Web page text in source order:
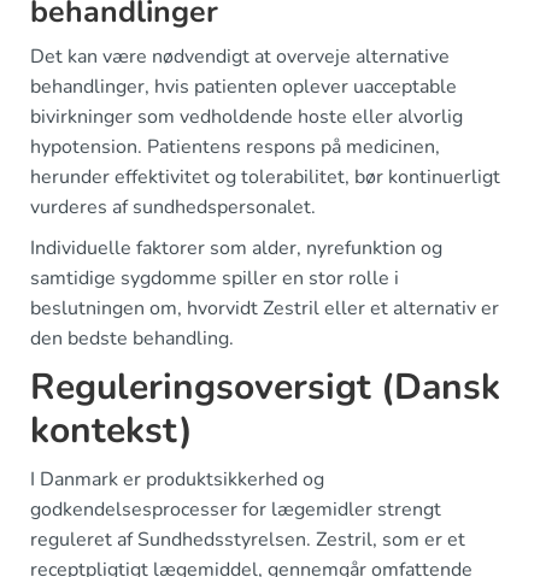
behandlinger
Det kan være nødvendigt at overveje alternative
behandlinger, hvis patienten oplever uacceptable
bivirkninger som vedholdende hoste eller alvorlig
hypotension. Patientens respons på medicinen,
herunder effektivitet og tolerabilitet, bør kontinuerligt
vurderes af sundhedspersonalet.
Individuelle faktorer som alder, nyrefunktion og
samtidige sygdomme spiller en stor rolle i
beslutningen om, hvorvidt Zestril eller et alternativ er
den bedste behandling.
Reguleringsoversigt (Dansk
kontekst)
I Danmark er produktsikkerhed og
godkendelsesprocesser for lægemidler strengt
reguleret af Sundhedsstyrelsen. Zestril, som er et
receptpligtigt lægemiddel, gennemgår omfattende